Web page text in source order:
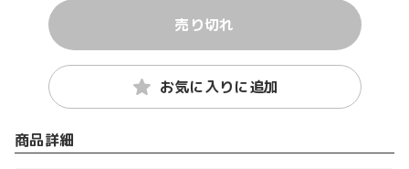
売り切れ
お気に入りに追加
商品詳細